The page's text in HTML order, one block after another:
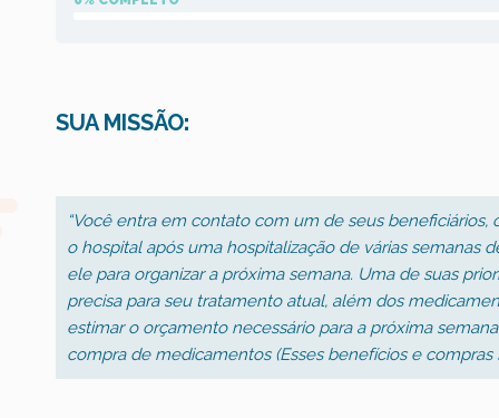
SUA MISSÃO:
“Você entra em contato com um de seus
o hospital após uma hospitalização de várias semanas
ele para organizar a próxima semana. Uma de suas
precisa para seu tratamento atual, além dos
estimar o orçamento necessário para a próxima
compra de medicamentos (Esses benefícios e compras